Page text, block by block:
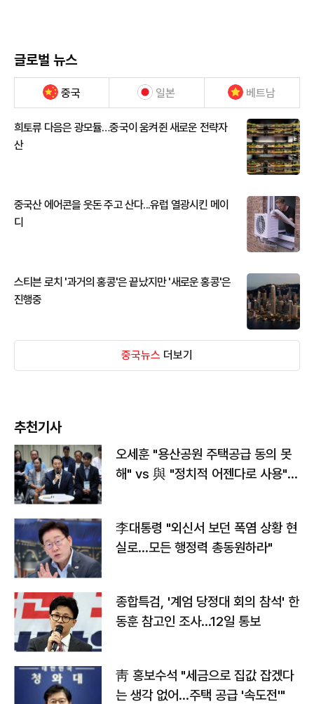
글로벌 뉴스
중국 일본 베트남
희토류 다음은 광모듈…중국이 움켜쥔 새로운 전략자
산
중국산 에어콘을 웃돈 주고 산다...유럽 열광시킨 메이
디
스티븐 로치 '과거의 홍콩'은 끝났지만 '새로운 홍콩'은
진행중
중국뉴스 더보기
추천기사
오세훈 "용산공원 주택공급 동의 못
해" vs 與 "정치적 어젠다로 사용"
李대통령 "외신서 보던 폭염 상황 현
실로…모든 행정력 총동원하라"
종합특검, '계엄 당정대 회의 참석' 한
동훈 참고인 조사...12일 통보
靑 홍보수석 "세금으로 집값 잡겠다
는 생각 없어…주택 공급 '속도전'"